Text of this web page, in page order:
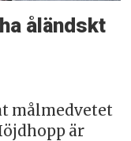
åländskt
målmedvetet
är